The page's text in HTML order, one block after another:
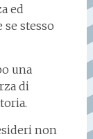
ed
se stesso
una
di
non